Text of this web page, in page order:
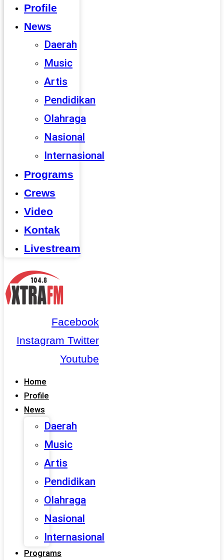
Profile
News
Daerah
Music
Artis
Pendidikan
Olahraga
Nasional
Internasional
Programs
Crews
Video
Kontak
Livestream
Facebook
Instagram Twitter
Youtube
Home
Profile
News
Daerah
Music
Artis
Pendidikan
Olahraga
Nasional
Internasional
Programs